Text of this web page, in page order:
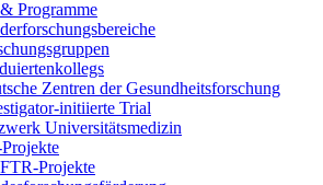
Programme
Zentren der Gesundheitsforschung
initiierte Trial
Universitätsmedizin
Projekte